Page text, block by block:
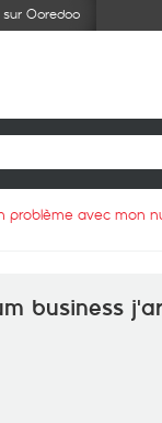
sur Ooredoo
problème avec mon
business